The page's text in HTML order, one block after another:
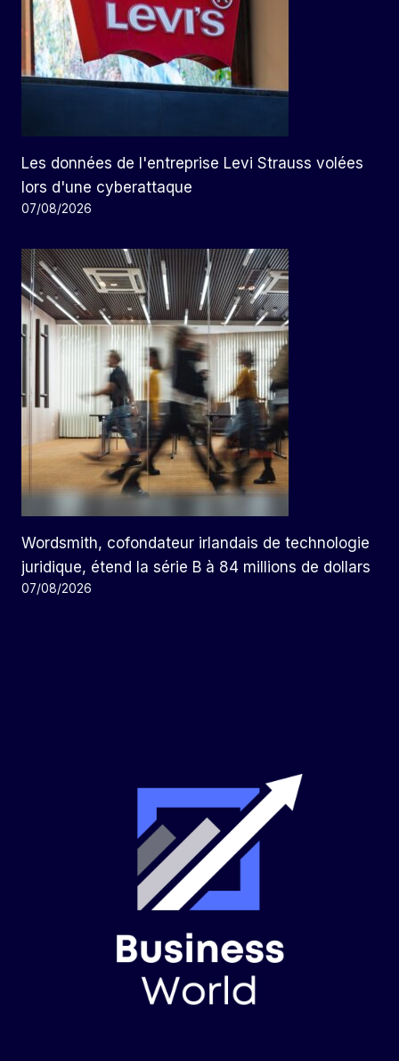
Les données de l'entreprise Levi Strauss volées
lors d'une cyberattaque
07/08/2026
Wordsmith, cofondateur irlandais de technologie
juridique, étend la série B à 84 millions de dollars
07/08/2026